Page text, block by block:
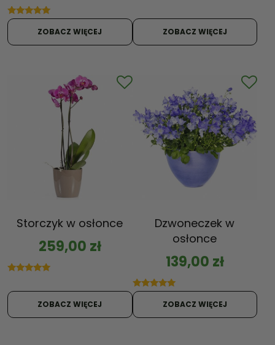
ZOBACZ WIĘCEJ
na 5
ZOBACZ WIĘCEJ
Storczyk w osłonce
259,00 zł
ZOBACZ WIĘCEJ
Dzwoneczek w
osłonce
139,00 zł
ZOBACZ WIĘCEJ